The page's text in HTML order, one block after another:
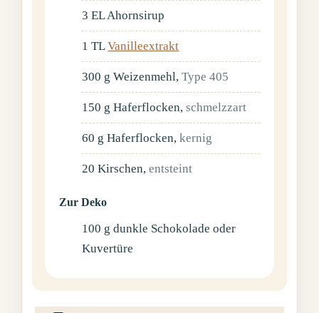
3 ELAhornsirup
1 TL Vanilleextrakt
300 g Weizenmehl,Type 405
150 g Haferflocken,schmelzzart
60 g Haferflocken,kernig
20 Kirschen,entsteint
Zur Deko
100 g dunkle Schokolade oder
Kuvertüre